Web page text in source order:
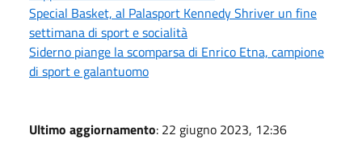
Special Basket, al Palasport Kennedy Shriver un fine
settimana di sport e socialità
Siderno piange la scomparsa di Enrico Etna, campione
di sport e galantuomo
Ultimo aggiornamento: 22 giugno 2023, 12:36